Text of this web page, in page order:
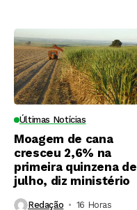
Últimas Notícias
Moagem de cana
cresceu 2,6% na
primeira quinzena de
julho, diz ministério
Redação 16 Horas ⁮